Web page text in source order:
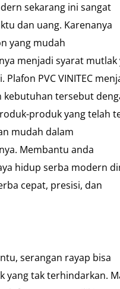
sekarang ini sangat
dan uang. Karenanya
yang mudah
menjadi syarat mutlak
PVC VINITEC
kebutuhan tersebut
produk yang telah
mudah dalam
Membantu anda
hidup serba modern
cepat, presisi, dan
serangan rayap bisa
yang tak terhindarkan.